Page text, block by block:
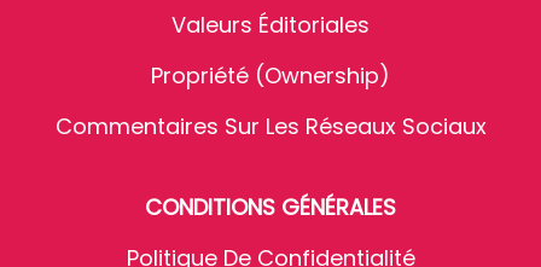
Valeurs Éditoriales
Propriété (Ownership)
Commentaires Sur Les Réseaux Sociaux
CONDITIONS GÉNÉRALES
Politique De Confidentialité